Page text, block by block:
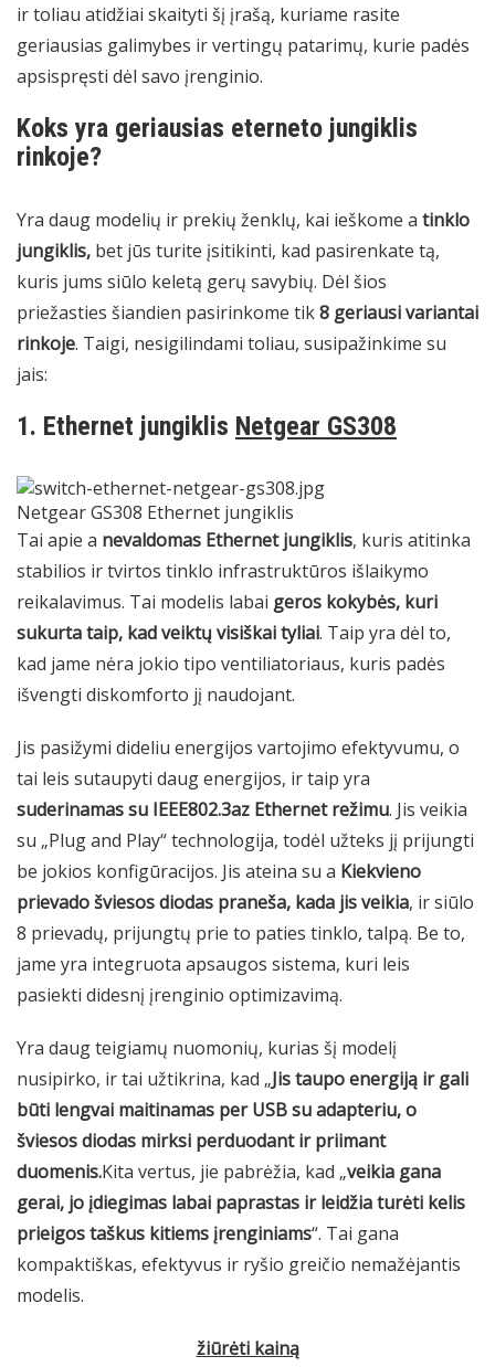
ir toliau atidžiai skaityti šį įrašą, kuriame rasite
geriausias galimybes ir vertingų patarimų, kurie padės
apsispręsti dėl savo įrenginio.
Koks yra geriausias eterneto jungiklis
rinkoje?
Yra daug modelių ir prekių ženklų, kai ieškome a tinklo
jungiklis, bet jūs turite įsitikinti, kad pasirenkate tą,
kuris jums siūlo keletą gerų savybių. Dėl šios
priežasties šiandien pasirinkome tik8 geriausi variantai
rinkoje. Taigi, nesigilindami toliau, susipažinkime su
jais:
1. Ethernet jungiklis Netgear GS308
Netgear GS308 Ethernet jungiklis
Tai apie a nevaldomas Ethernet jungiklis, kuris atitinka
stabilios ir tvirtos tinklo infrastruktūros išlaikymo
reikalavimus. Tai modelis labai geros kokybės, kuri
sukurta taip, kad veiktų visiškai tyliai. Taip yra dėl to,
kad jame nėra jokio tipo ventiliatoriaus, kuris padės
išvengti diskomforto jį naudojant.
Jis pasižymi dideliu energijos vartojimo efektyvumu, o
tai leis sutaupyti daug energijos, ir taip yra
suderinamas su IEEE802.3az Ethernet režimu. Jis veikia
su „Plug and Play“ technologija, todėl užteks jį prijungti
be jokios konfigūracijos. Jis ateina su a Kiekvieno
prievado šviesos diodas praneša, kada jis veikia, ir siūlo
8 prievadų, prijungtų prie to paties tinklo, talpą. Be to,
jame yra integruota apsaugos sistema, kuri leis
pasiekti didesnį įrenginio optimizavimą.
Yra daug teigiamų nuomonių, kurias šį modelį
nusipirko, ir tai užtikrina, kad „Jis taupo energiją ir gali
būti lengvai maitinamas per USB su adapteriu, o
šviesos diodas mirksi perduodant ir priimant
duomenis.Kita vertus, jie pabrėžia, kad „veikia gana
gerai, jo įdiegimas labai paprastas ir leidžia turėti kelis
prieigos taškus kitiems įrenginiams“. Tai gana
kompaktiškas, efektyvus ir ryšio greičio nemažėjantis
modelis.
žiūrėti kainą